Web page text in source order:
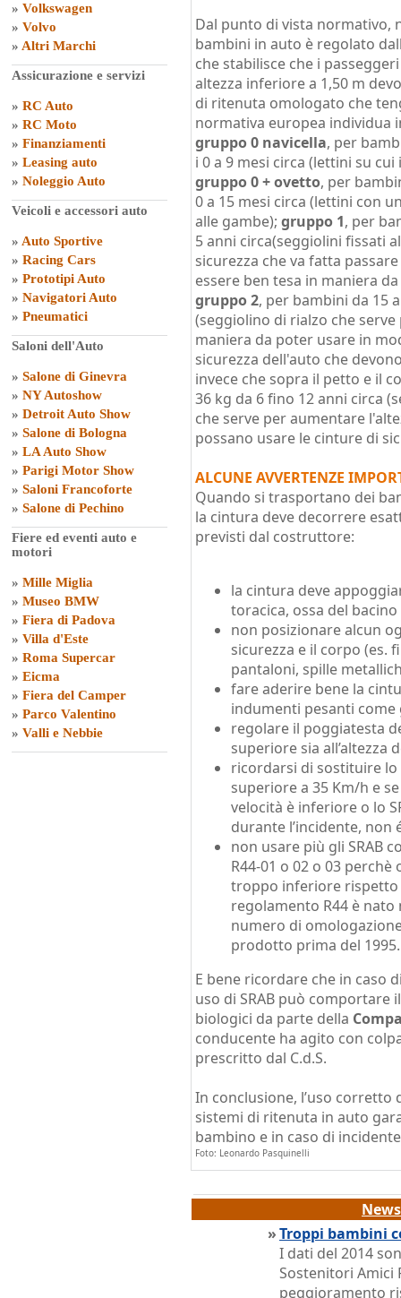
» Volkswagen
» Volvo
» Altri Marchi
Assicurazione e servizi
» RC Auto
» RC Moto
» Finanziamenti
» Leasing auto
» Noleggio Auto
Veicoli e accessori auto
» Auto Sportive
» Racing Cars
» Prototipi Auto
» Navigatori Auto
» Pneumatici
Saloni dell'Auto
» Salone di Ginevra
» NY Autoshow
» Detroit Auto Show
» Salone di Bologna
» LA Auto Show
» Parigi Motor Show
» Saloni Francoforte
» Salone di Pechino
Fiere ed eventi auto e
motori
» Mille Miglia
» Museo BMW
» Fiera di Padova
» Villa d'Este
» Roma Supercar
» Eicma
» Fiera del Camper
» Parco Valentino
» Valli e Nebbie
Dal punto di vista normativo,
bambini in auto è regolato
che stabilisce che i
altezza inferiore a 1,50 m
di ritenuta omologato che
normativa europea individua
gruppo 0 navicella, per
i 0 a 9 mesi circa (lettini su
gruppo 0 + ovetto, per
0 a 15 mesi circa (lettini con
alle gambe); gruppo 1, per
5 anni circa(seggiolini fissati
sicurezza che va fatta
essere ben tesa in maniera
gruppo 2, per bambini da 15
(seggiolino di rialzo che
maniera da poter usare in
sicurezza dell'auto che
invece che sopra il petto e il
36 kg da 6 fino 12 anni circa
che serve per aumentare
possano usare le cinture di
ALCUNE AVVERTENZE
Quando si trasportano dei
la cintura deve decorrere
previsti dal costruttore:
la cintura deve
toracica, ossa del
non posizionare alcun
sicurezza e il corpo (es.
pantaloni, spille
fare aderire bene la
indumenti pesanti
regolare il poggiatesta
superiore sia all’altezza
ricordarsi di sostituire lo
superiore a 35 Km/h e
velocità è inferiore o lo
durante l’incidente, non
non usare più gli SRAB
R44-01 o 02 o 03
troppo inferiore
regolamento R44 è nato
numero di
prodotto prima del 1995.
E bene ricordare che in caso
uso di SRAB può
biologici da parte della
conducente ha agito con
prescritto dal C.d.S.
In conclusione, l’uso corretto
sistemi di ritenuta in auto
bambino e in caso di
Foto: Leonardo Pasquinelli
»Troppi bambini
I dati del 2014
Sostenitori Amici
peggioramento